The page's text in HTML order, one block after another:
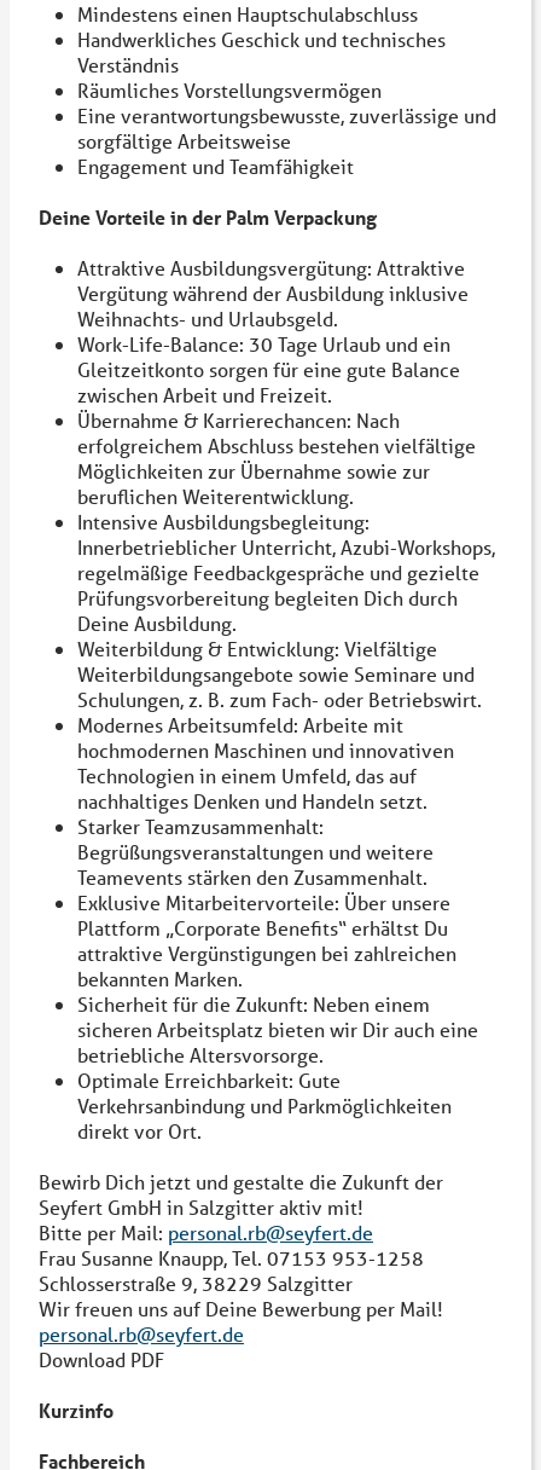
Mindestens einen Hauptschulabschluss
Handwerkliches Geschick und technisches
Verständnis
Räumliches Vorstellungsvermögen
Eine verantwortungsbewusste, zuverlässige und
sorgfältige Arbeitsweise
Engagement und Teamfähigkeit
Deine Vorteile in der Palm Verpackung
Attraktive Ausbildungsvergütung: Attraktive
Vergütung während der Ausbildung inklusive
Weihnachts- und Urlaubsgeld.
Work-Life-Balance: 30 Tage Urlaub und ein
Gleitzeitkonto sorgen für eine gute Balance
zwischen Arbeit und Freizeit.
Übernahme & Karrierechancen: Nach
erfolgreichem Abschluss bestehen vielfältige
Möglichkeiten zur Übernahme sowie zur
beruflichen Weiterentwicklung.
Intensive Ausbildungsbegleitung:
Innerbetrieblicher Unterricht, Azubi-Workshops,
regelmäßige Feedbackgespräche und gezielte
Prüfungsvorbereitung begleiten Dich durch
Deine Ausbildung.
Weiterbildung & Entwicklung: Vielfältige
Weiterbildungsangebote sowie Seminare und
Schulungen, z. B. zum Fach- oder Betriebswirt.
Modernes Arbeitsumfeld: Arbeite mit
hochmodernen Maschinen und innovativen
Technologien in einem Umfeld, das auf
nachhaltiges Denken und Handeln setzt.
Starker Teamzusammenhalt:
Begrüßungsveranstaltungen und weitere
Teamevents stärken den Zusammenhalt.
Exklusive Mitarbeitervorteile: Über unsere
Plattform „Corporate Benefits“ erhältst Du
attraktive Vergünstigungen bei zahlreichen
bekannten Marken.
Sicherheit für die Zukunft: Neben einem
sicheren Arbeitsplatz bieten wir Dir auch eine
betriebliche Altersvorsorge.
Optimale Erreichbarkeit: Gute
Verkehrsanbindung und Parkmöglichkeiten
direkt vor Ort.
Bewirb Dich jetzt und gestalte die Zukunft der
Seyfert GmbH in Salzgitter aktiv mit!
Bitte per Mail: personal.rb@seyfert.de
Frau Susanne Knaupp, Tel. 07153 953-1258
Schlosserstraße 9, 38229 Salzgitter
Wir freuen uns auf Deine Bewerbung per Mail!
personal.rb@seyfert.de
Download PDF
Kurzinfo
Fachbereich